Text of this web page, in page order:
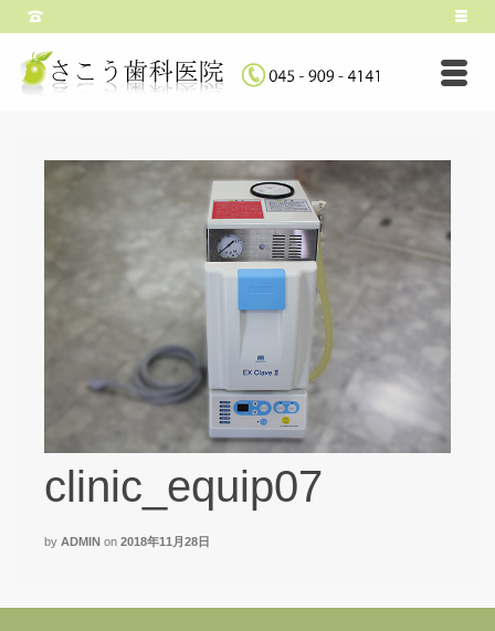
clinic_equip07
by ADMIN on 2018年11月28日